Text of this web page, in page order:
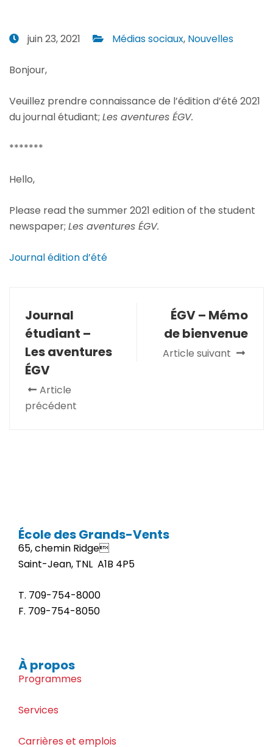
juin 23, 2021 Médias sociaux, Nouvelles
Bonjour,
Veuillez prendre connaissance de l’édition d’été 2021
du journal étudiant; Les aventures ÉGV.
*******
Hello,
Please read the summer 2021 edition of the student
newspaper; Les aventures ÉGV.
Journal édition d’été
Journal
étudiant –
Les aventures
ÉGV
Article
précédent
ÉGV – Mémo
de bienvenue
Article suivant
École des Grands-Vents
65, chemin Ridge
Saint-Jean, TNL A1B 4P5
T. 709-754-8000
F. 709-754-8050
À propos
Programmes
Services
Carrières et emplois